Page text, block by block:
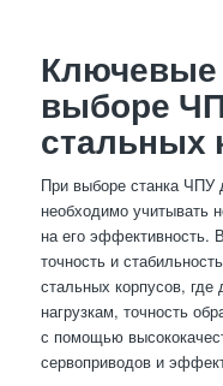
выборе
стальных
При выборе станка ЧПУ
необходимо учитывать
на его эффективность.
точность и
стальных корпусов,
нагрузкам, точность
с помощью
сервоприводов и